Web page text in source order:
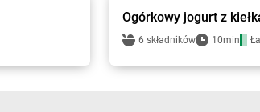
Ogórkowy jogurt z
6 składników 10min